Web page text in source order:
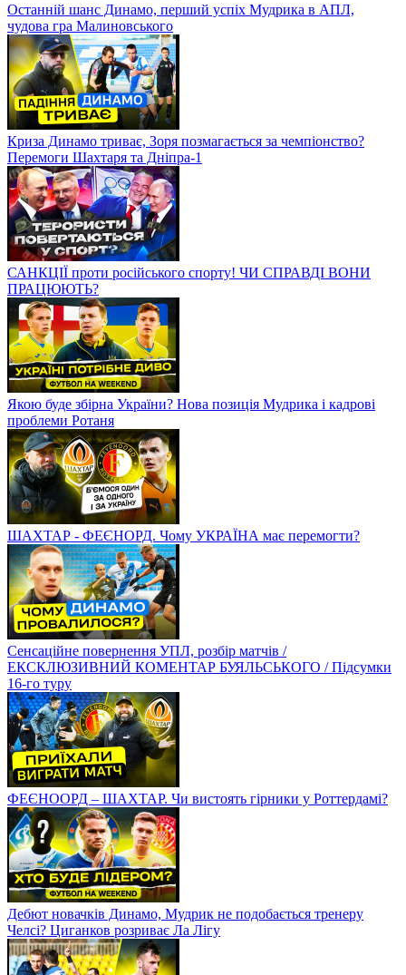
Останній шанс Динамо, перший успіх Мудрика в АПЛ,
чудова гра Малиновського
Криза Динамо триває, Зоря позмагається за чемпіонство?
Перемоги Шахтаря та Дніпра-1
САНКЦІЇ проти російського спорту! ЧИ СПРАВДІ ВОНИ
ПРАЦЮЮТЬ?
Якою буде збірна України? Нова позиція Мудрика і кадрові
проблеми Ротаня
ШАХТАР - ФЕЄНОРД. Чому УКРАЇНА має перемогти?
Сенсаційне повернення УПЛ, розбір матчів /
ЕКСКЛЮЗИВНИЙ КОМЕНТАР БУЯЛЬСЬКОГО / Підсумки
16-го туру
ФЕЄНООРД – ШАХТАР. Чи вистоять гірники у Роттердамі?
Дебют новачків Динамо, Мудрик не подобається тренеру
Челсі? Циганков розриває Ла Лігу